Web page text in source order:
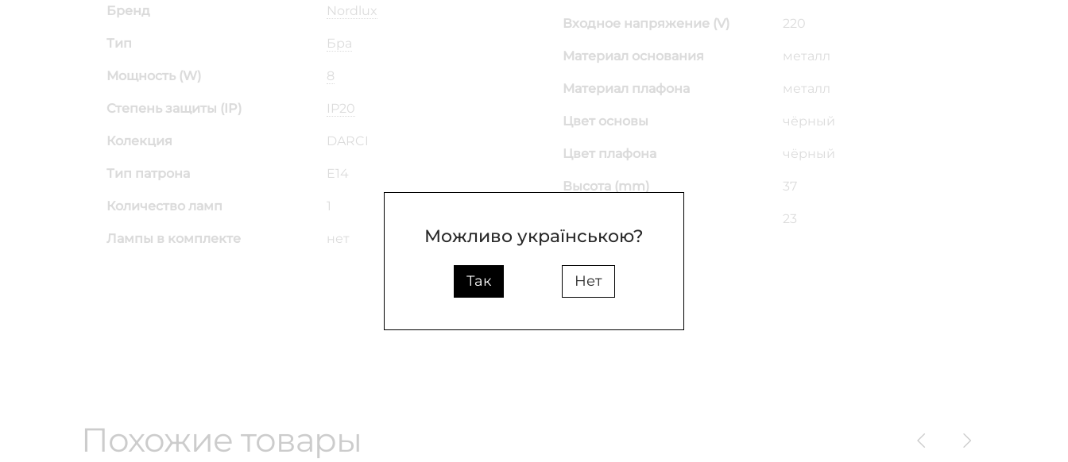
Бренд Nordlux
Тип Бра
Мощность (W) 8
Степень защиты (IP) IP20
Колекция DARCI
Тип патрона E14
Количество ламп 1
Лампы в комплекте нет
Входное напряжение (V) 220
Материал основания металл
Материал плафона металл
Цвет основы чёрный
Цвет плафона чёрный
Высота (mm) 37
23
Похожие товары
Можливо українською?
Так Нет